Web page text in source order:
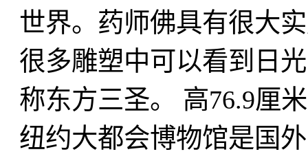
世界。药师佛具有很大
很多雕塑中可以看到日
称东方三圣。 高76.9厘
纽约大都会博物馆是国